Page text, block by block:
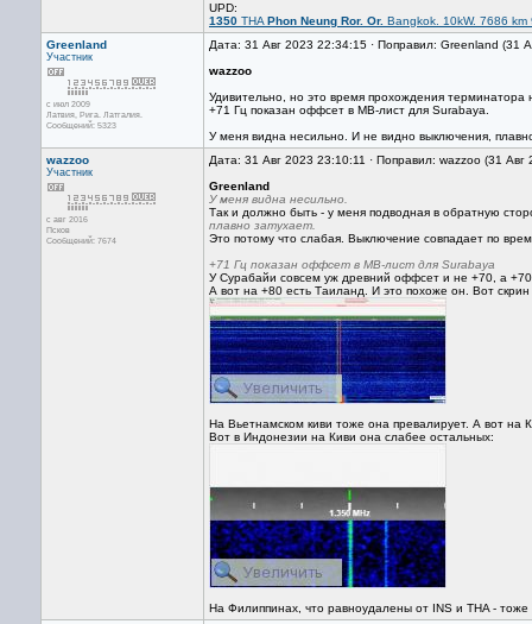
UPD:
1350 THA Phon Neung Ror. Or. Bangkok. 10kW. 7686 km
Greenland
Участник
с июл 2009
Латвия, Рига. Латгалия.
Сообщений: 5323
Дата: 31 Авг 2023 22:34:15 · Поправил: Greenland (31
wazzoo
Удивительно, но это время прохождения терминатора
+71 Гц показан оффсет в МВ-лист для Surabaya.
У меня видна несильно. И не видно выключения,
wazzoo
Участник
с авг 2016
Псков
Сообщений: 7674
Дата: 31 Авг 2023 23:10:11 · Поправил: wazzoo (31
Greenland
У меня видна несильно.
Так и должно быть - у меня подводная в обратную
плавно затухает.
Это потому что слабая. Выключение совпадает по
+71 Гц показан оффсет в МВ-лист для Surabaya
У Сурабайи совсем уж древний оффсет и не +70, а
А вот на +80 есть Таиланд. И это похоже он. Вот
На Вьетнамском киви тоже она превалирует. А вот на
Вот в Индонезии на Киви она слабее остальных:
На Филиппинах, что равноудалены от INS и THA -